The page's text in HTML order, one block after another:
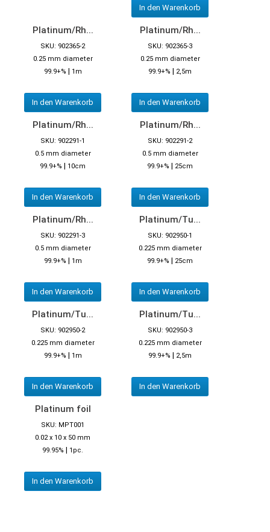
In den Warenkorb
Platinum/Rh...
SKU: 902365-2
0.25 mm diameter
99.9+% | 1m
In den Warenkorb
Platinum/Rh...
SKU: 902365-3
0.25 mm diameter
99.9+% | 2,5m
In den Warenkorb
Platinum/Rh...
SKU: 902291-1
0.5 mm diameter
99.9+% | 10cm
In den Warenkorb
Platinum/Rh...
SKU: 902291-2
0.5 mm diameter
99.9+% | 25cm
In den Warenkorb
Platinum/Rh...
SKU: 902291-3
0.5 mm diameter
99.9+% | 1m
In den Warenkorb
Platinum/Tu...
SKU: 902950-1
0.225 mm diameter
99.9+% | 25cm
In den Warenkorb
Platinum/Tu...
SKU: 902950-2
0.225 mm diameter
99.9+% | 1m
In den Warenkorb
Platinum/Tu...
SKU: 902950-3
0.225 mm diameter
99.9+% | 2,5m
In den Warenkorb
Platinum foil
SKU: MPT001
0.02 x 10 x 50 mm
99.95% | 1pc.
In den Warenkorb